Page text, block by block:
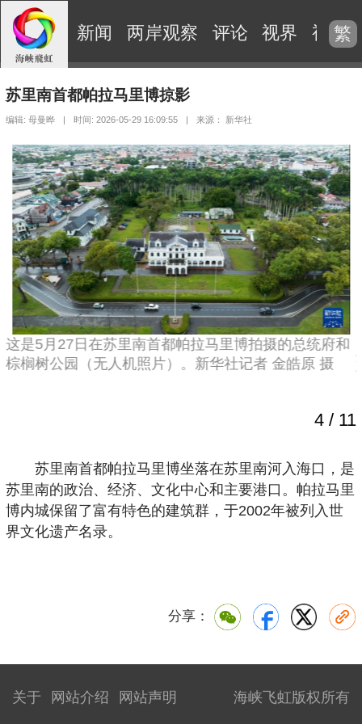
新闻 两岸观察 评论 视界 视频
繁
苏里南首都帕拉马里博掠影
编辑: 母曼晔 | 时间: 2026-05-29 16:09:55 | 来源： 新华社
这是5月27日在苏里南首都帕拉马里博拍摄的总统府和
棕榈树公园（无人机照片）。新华社记者 金皓原 摄
4/ 11
苏里南首都帕拉马里博坐落在苏里南河入海口，是
苏里南的政治、经济、文化中心和主要港口。帕拉马里
博内城保留了富有特色的建筑群，于2002年被列入世
界文化遗产名录。
分享：
海峡飞虹版权所有
关于 网站介绍 网站声明